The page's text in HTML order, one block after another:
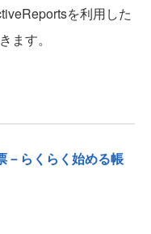
を利用した
ます。
らくらく始める帳